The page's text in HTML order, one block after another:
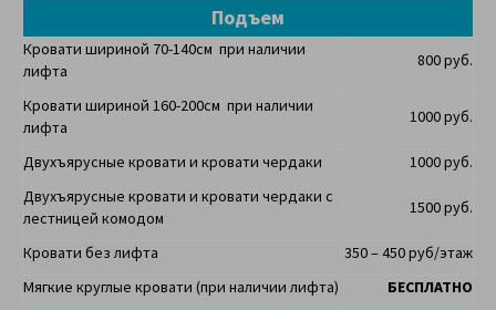
Подъем
Кровати шириной 70-140см при наличии
лифта
800 руб.
Кровати шириной 160-200см при наличии
лифта
1000 руб.
Двухъярусные кровати и кровати чердаки
1000 руб.
Двухъярусные кровати и кровати чердаки с
лестницей комодом
1500 руб.
Кровати без лифта
350 – 450 руб/этаж
Мягкие круглые кровати (при наличии лифта)
БЕСПЛАТНО